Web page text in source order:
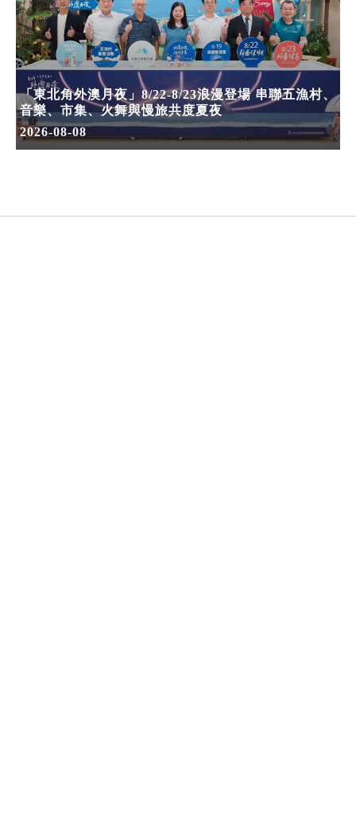
「東北角外澳月夜」8/22-8/23浪漫登場 串聯五漁村、
音樂、市集、火舞與慢旅共度夏夜
2026-08-08